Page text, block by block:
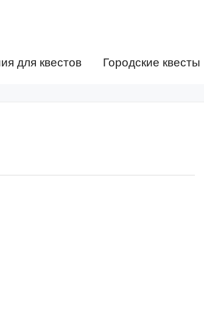
для квестов Городские квесты